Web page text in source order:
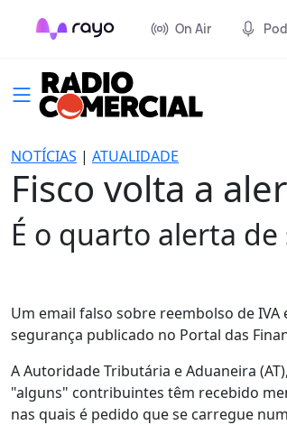
On Air
NOTÍCIAS | ATUALIDADE
Fisco volta a
É o quarto alerta
Um email falso sobre reembolso de
segurança publicado no Portal das
A Autoridade Tributária e Aduaneira
"alguns" contribuintes têm recebido
nas quais é pedido que se carregue